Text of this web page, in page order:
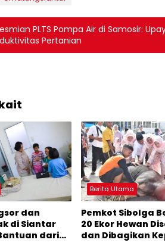
PLTS Pompa Air di Samosir:
Pertanian
dan
di Siantar
dari
Berita Utama
Pemkot Sibolga
20 Ekor Hewan
dan Dibagikan